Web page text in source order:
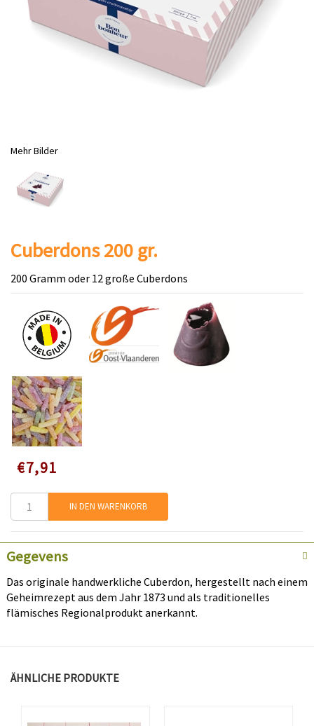
Mehr Bilder
Cuberdons 200 gr.
200 Gramm oder 12 große Cuberdons
Speciale
prijs
€7,91
IN DEN WARENKORB
Gegevens
Das originale handwerkliche Cuberdon, hergestellt nach einem
Geheimrezept aus dem Jahr 1873 und als traditionelles
flämisches Regionalprodukt anerkannt.
ÄHNLICHE PRODUKTE